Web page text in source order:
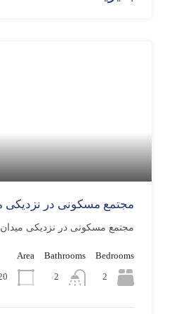
مجتمع مسکونی در نزدیکی
مجتمع مسکونی در نزدیکی
Bedrooms
2
Bathrooms
2
Area